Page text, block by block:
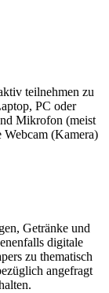
teilnehmen zu
PC oder
Mikrofon (meist
Webcam (Kamera)
Getränke und
digitale
zu thematisch
angefragt